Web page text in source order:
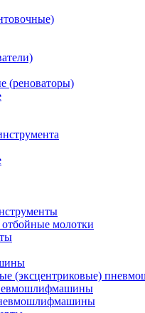
(реноваторы)
молотки
(эксцентриковые)